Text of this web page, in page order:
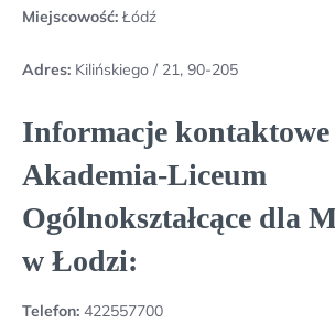
Miejscowość: Łódź
Adres: Kilińskiego / 21, 90-205
Informacje kontaktowe
Akademia-Liceum
Ogólnokształcące dla
w Łodzi:
Telefon: 422557700